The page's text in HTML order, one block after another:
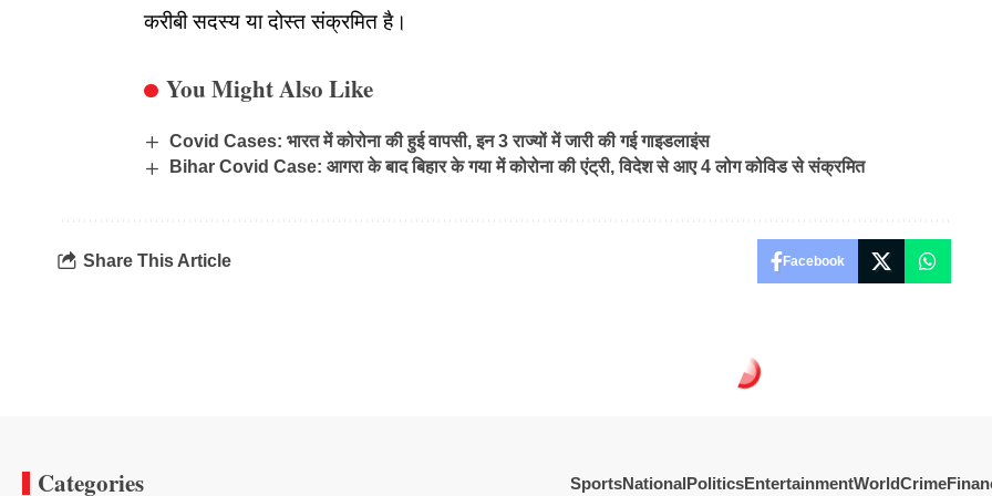
करीबी सदस्य या दोस्त संक्रमित है।
You Might Also Like
Covid Cases: भारत में कोरोना की हुई वापसी, इन 3 राज्यों में जारी की गई गाइडलाइंस
Bihar Covid Case: आगरा के बाद बिहार के गया में कोरोना की एंट्री, विदेश से आए 4 लोग कोविड से संक्रमित
Share This Article Facebook
Categories SportsNationalPoliticsEntertainmentWorldCrime